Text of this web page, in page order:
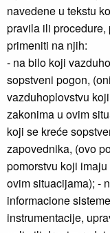
navedene u tekstu
pravila ili
primeniti na njih:
- na bilo koji
sopstveni pogon,
vazduhoplovstvu
zakonima u ovim
koji se kreće
zapovednika, (ovo
pomorstvu koji
ovim situacijama); -
informacione
instrumentacije,